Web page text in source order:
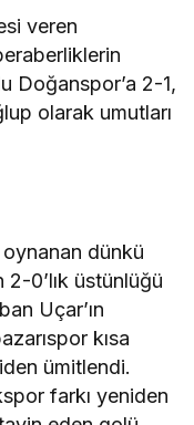
veren
Doğanspor’a 2-1,
olarak umutları
oynanan dünkü
2-0’lık üstünlüğü
Uçar’ın
kısa
ümitlendi.
farkı yeniden